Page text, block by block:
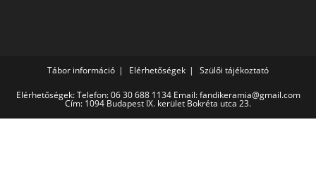
Tábor információ Elérhetőségek Szülői tájékoztató
Elérhetőségek: Telefon: 06 30 688 1134 Email: fandikeramia@gmail.com
Cím: 1094 Budapest IX. kerület Bokréta utca 23.